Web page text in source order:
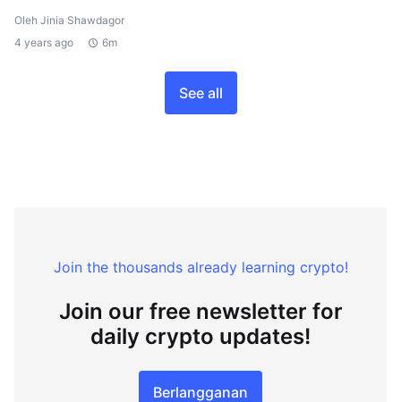
Oleh Jinia Shawdagor
4 years ago
6m
See all
Join the thousands already learning crypto!
Join our free newsletter for
daily crypto updates!
Berlangganan